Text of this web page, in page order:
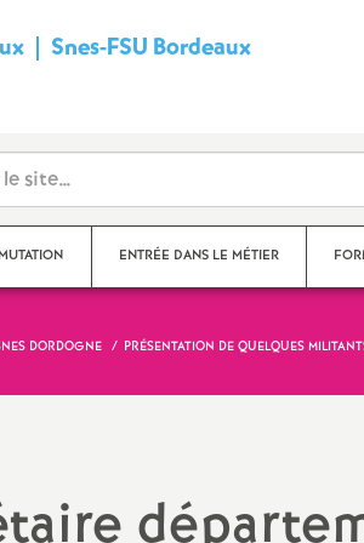
Snes-FSU BordeauxS
n
d
i
t
ENTRÉE DANS LE MÉTIER
DORDOGNE PRÉSENTATION DE QUELQUES